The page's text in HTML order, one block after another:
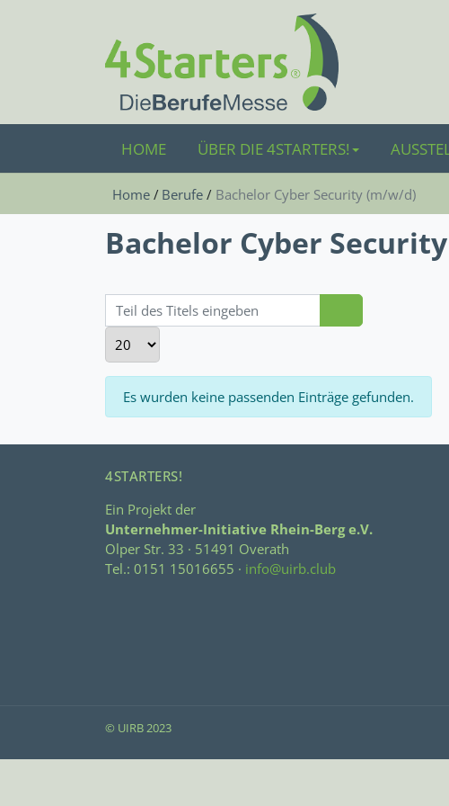
HOME ÜBER DIE 4STARTERS!
Home Berufe Bachelor Cy­ber Se­cu­ri­ty (m/w/d)
Bachelor Cy­ber
Teil des Titels eingeben
Anzeige #
Information
Es wurden keine passenden Einträge gefunden.
4STARTERS!
Ein Projekt der
Unternehmer-Initiative Rhein-Berg e.V.
Olper Str. 33 · 51491 Overath
Tel.: 0151 15016655 · info@uirb.club
© UIRB 2023